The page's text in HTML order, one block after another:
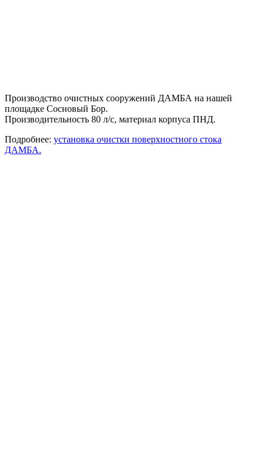
Производство очистных сооружений ДАМБА на нашей
площадке Сосновый Бор.
Производительность 80 л/с, материал корпуса ПНД.
Подробнее: установка очистки поверхностного стока
ДАМБА.